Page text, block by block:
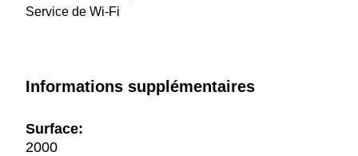
Service de Wi-Fi
Informations supplémentaires
Surface:
2000